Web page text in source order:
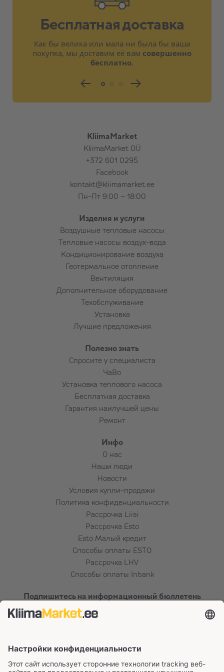
плитняка, красного кирпича (по
договорённости)
поблизости от внутреннего или
наружного блока на расстоянии 2,5 м
основными функциями изделия
При необходимости, в дополнение к
стандартной установке за
дополнительную плату:
Подставка (рама) для наземного
Каменная плита под наружный блок
Коробы для труб и проводов большей
длины
Подведение электропитания к
устройству
Установка автомата в электрощиток и
прокладка кабеля до устройства
Пользование подъёмником
Алмазное сверление армированного
бетона, бутового камня, плитняка,
красного кирпича и т. п. (по
договорённости)
Потребность в дополнительных материалах
и их расход выясняется установщиком
совместно с заказчиком.
Бесплатная доставка
Как бы велика или мала ни была бы ваша
покупка, мы доставим её вам совершенно
бесплатно.
KliimaMarket
KliimaMarket OÜ
+372 601 0295
Facebook
kontakt@kliimamarket.ee
Пн-Пт 9:00 – 18:00
Изделия и услуги
Воздушные тепловые насосы
Тепловые насосы воздух-вода
Кондиционирование воздуха
Геотермальное отопление
Вентиляция
Дополнительное оборудование
Техобслуживание
Установка
Лучшие предложения
Полезно знать
Спросите у специалиста
ЧаВо
Установка теплового насоса
Бесплатная доставка
Гарантия наилучшей цены
Ремонт
Инфо
О нас
Наши люди
Новости
Условия купли-продажи
Политика конфиденциальности
Рассрочка Liisi
Рассрочка Esto
Esto Малый кредит
Способы оплаты ESTO
Рассрочка LHV
Способы оплаты Inbank
Подпишитесь на информационный бюллетень
Сертификаты и способы оплаты